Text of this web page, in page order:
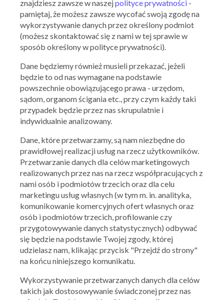
Ważna: 29.07.2026 - 09.08.2026
znajdziesz zawsze w naszejpolityce prywatności -
pamiętaj, że możesz zawsze wycofać swoją zgodę na
wykorzystywanie danych przez określony podmiot
(możesz skontaktować się z nami w tej sprawie w
sposób określony w polityce prywatności).
Dane będziemy również musieli przekazać, jeżeli
będzie to od nas wymagane na podstawie
powszechnie obowiązującego prawa - urzędom,
sądom, organom ścigania etc., przy czym każdy taki
przypadek będzie przez nas skrupulatnie i
indywidualnie analizowany.
Dane, które przetwarzamy, są nam niezbędne do
prawidłowej realizacji usług na rzecz użytkowników.
Przetwarzanie danych dla celów marketingowych
realizowanych przez nas na rzecz współpracujących z
nami osób i podmiotów trzecich oraz dla celu
marketingu usług własnych (w tym m. in. analityka,
komunikowanie komercyjnych ofert własnych oraz
osób i podmiotów trzecich, profilowanie czy
przygotowywanie danych statystycznych) odbywać
się będzie na podstawie Twojej zgody, której
udzielasz nam, klikając przycisk "Przejdź do strony"
na końcu niniejszego komunikatu.
Wykorzystywanie przetwarzanych danych dla celów
takich jak dostosowywanie świadczonej przez nas